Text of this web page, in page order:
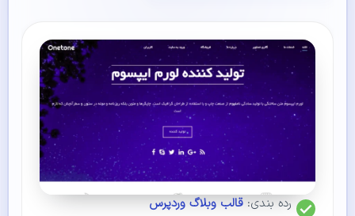
رده بندی:قالب وبلاگ وردپرس